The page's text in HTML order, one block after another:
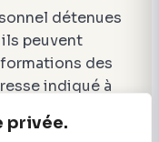
privée.
détenues
peuvent
des
indiqué à
de leurs